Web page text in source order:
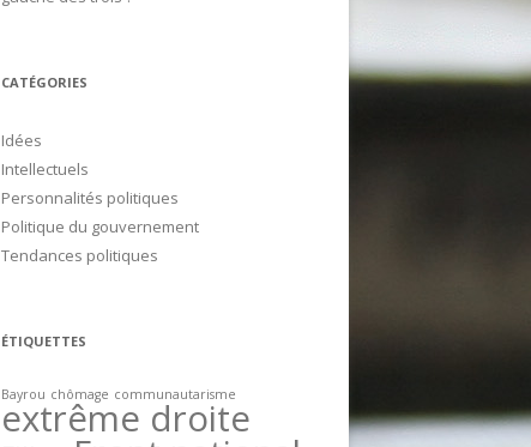
CATÉGORIES
Idées
Intellectuels
Personnalités politiques
Politique du gouvernement
Tendances politiques
ÉTIQUETTES
Bayrou chômage communautarisme
extrême droite